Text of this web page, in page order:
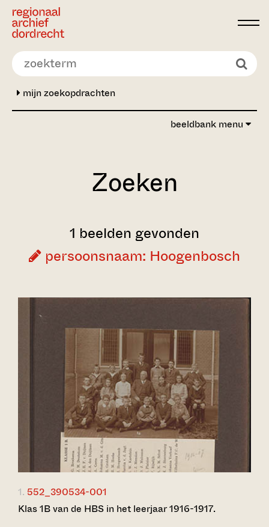
Ga direct naar de inhoud
mijn zoekopdrachten
beeldbank menu
Zoeken
1 beelden gevonden
persoonsnaam: Hoogenbosch
1. 552_390534-001
Klas 1B van de HBS in het leerjaar 1916-1917.